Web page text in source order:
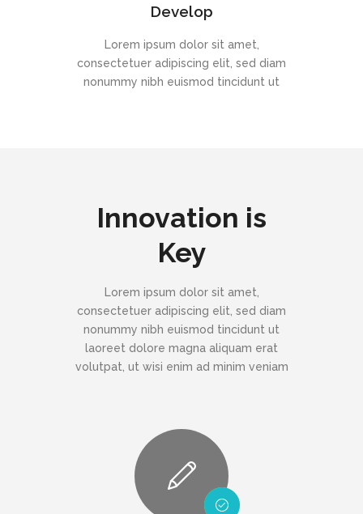
Develop
Lorem ipsum dolor sit amet,
consectetuer adipiscing elit, sed diam
nonummy nibh euismod tincidunt ut
Innovation is
Key
Lorem ipsum dolor sit amet,
consectetuer adipiscing elit, sed diam
nonummy nibh euismod tincidunt ut
laoreet dolore magna aliquam erat
volutpat, ut wisi enim ad minim veniam